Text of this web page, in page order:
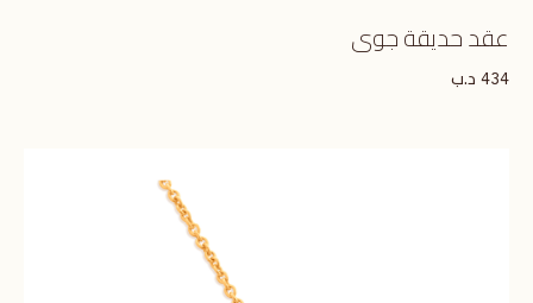
عقد حديقة جوى
434 د.ب